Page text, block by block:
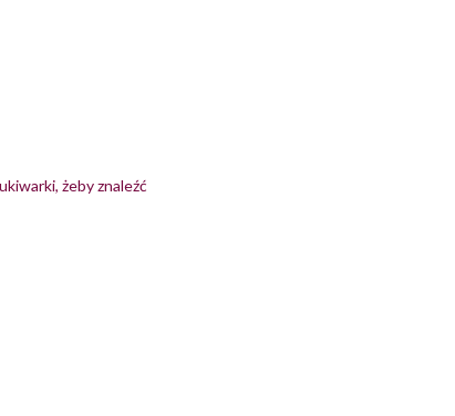
żeby znaleźć